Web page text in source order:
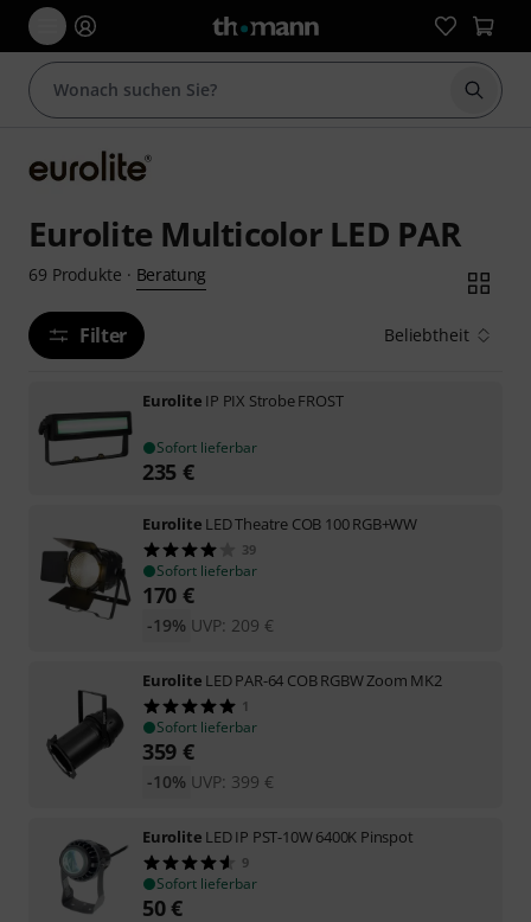
Suche
Eurolite Multicolor LED PAR
69 Produkte · Beratung
Filter Beliebtheit
Eurolite IP PIX Strobe FROST
Sofort lieferbar
235 €
Eurolite LED Theatre COB 100 RGB+WW
39
Sofort lieferbar
170 €
UVP: 209 €
-19%
Eurolite LED PAR-64 COB RGBW Zoom MK2
1
Sofort lieferbar
359 €
UVP: 399 €
-10%
Eurolite LED IP PST-10W 6400K Pinspot
9
Sofort lieferbar
50€